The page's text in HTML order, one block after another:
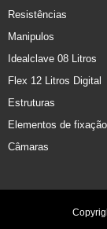
Resistências
Manipulos
Idealclave 08 Litros
Flex 12 Litros Digital
Estruturas
Elementos de fixação
Câmaras